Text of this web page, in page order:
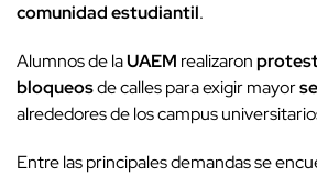
comunidad estudiantil.
Alumnos de laUAEM realizaron
bloqueosde calles para exigir mayor
alrededores de los campus
Entre las principales demandas se